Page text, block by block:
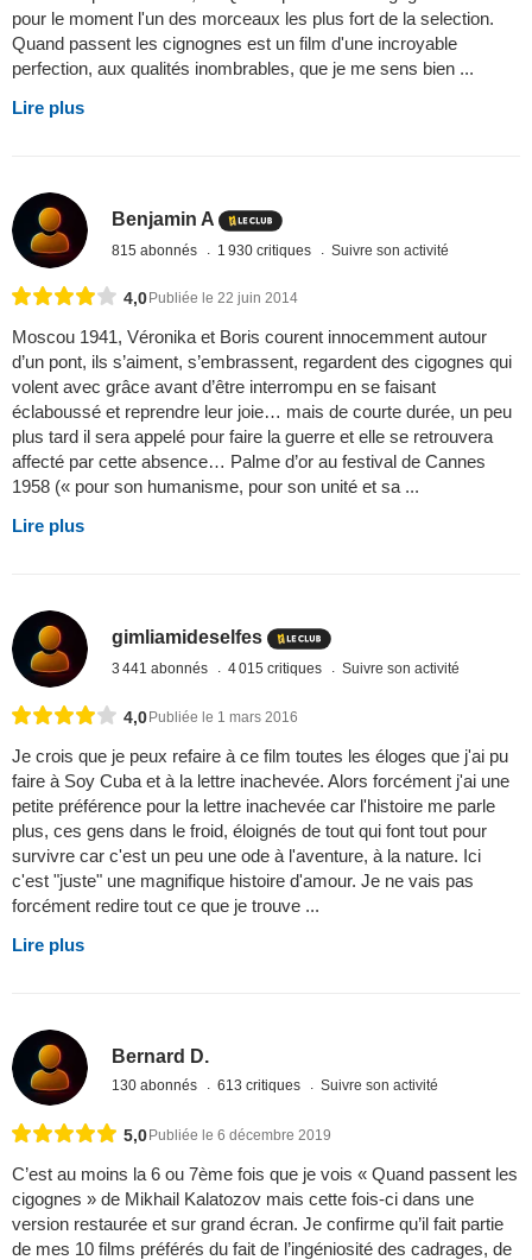
pour le moment l'un des morceaux les plus fort de la selection.
Quand passent les cignognes est un film d'une incroyable
perfection, aux qualités inombrables, que je me sens bien ...
Lire plus
Benjamin A
815 abonnés 1 930 critiques Suivre son activité
4,0 Publiée le 22 juin 2014
Moscou 1941, Véronika et Boris courent innocemment autour
d’un pont, ils s’aiment, s’embrassent, regardent des cigognes qui
volent avec grâce avant d’être interrompu en se faisant
éclaboussé et reprendre leur joie… mais de courte durée, un peu
plus tard il sera appelé pour faire la guerre et elle se retrouvera
affecté par cette absence… Palme d’or au festival de Cannes
1958 (« pour son humanisme, pour son unité et sa ...
Lire plus
gimliamideselfes
3 441 abonnés 4 015 critiques Suivre son activité
4,0Publiée le 1 mars 2016
Je crois que je peux refaire à ce film toutes les éloges que j'ai pu
faire à Soy Cuba et à la lettre inachevée. Alors forcément j'ai une
petite préférence pour la lettre inachevée car l'histoire me parle
plus, ces gens dans le froid, éloignés de tout qui font tout pour
survivre car c'est un peu une ode à l'aventure, à la nature. Ici
c'est "juste" une magnifique histoire d'amour. Je ne vais pas
forcément redire tout ce que je trouve ...
Lire plus
Bernard D.
130 abonnés 613 critiques Suivre son activité
5,0 Publiée le 6 décembre 2019
C’est au moins la 6 ou 7ème fois que je vois « Quand passent les
cigognes » de Mikhail Kalatozov mais cette fois-ci dans une
version restaurée et sur grand écran. Je confirme qu’il fait partie
de mes 10 films préférés du fait de l’ingéniosité des cadrages, de